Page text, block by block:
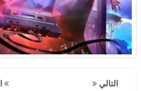
التالي